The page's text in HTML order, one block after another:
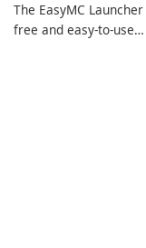
The EasyMC
free and easy-to-use